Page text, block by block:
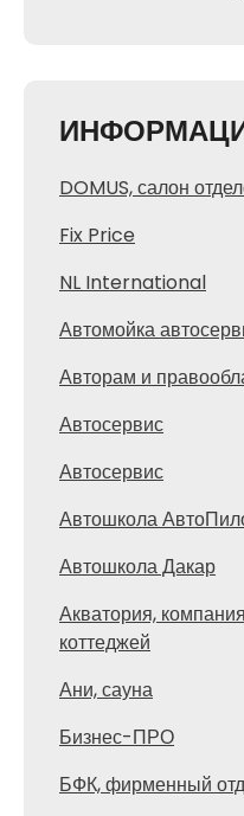
DOMUS, салон
Fix Price
NL International
Автомойка
Авторам и
Автосервис
Автосервис
Автошкола
Автошкола Дакар
Акватория,
коттеджей
Ани, сауна
Бизнес-ПРО
БФК, фирменный